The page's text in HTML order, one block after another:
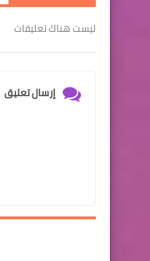
ليست هناك تعليقات
إرسال تعليق